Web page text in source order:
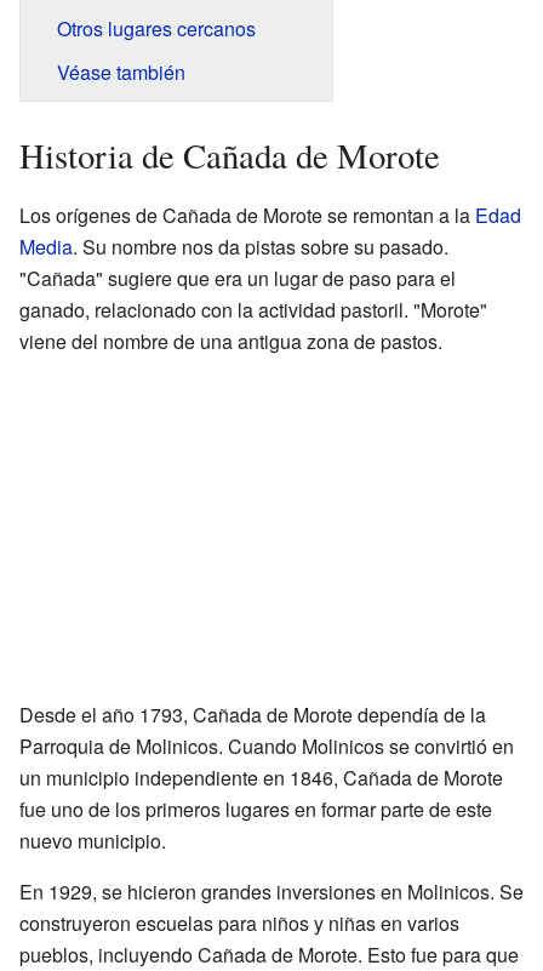
Otros lugares cercanos
Véase también
Historia de Cañada de Morote
Los orígenes de Cañada de Morote se remontan a la Edad
Media. Su nombre nos da pistas sobre su pasado.
"Cañada" sugiere que era un lugar de paso para el
ganado, relacionado con la actividad pastoril. "Morote"
viene del nombre de una antigua zona de pastos.
Desde el año 1793, Cañada de Morote dependía de la
Parroquia de Molinicos. Cuando Molinicos se convirtió en
un municipio independiente en 1846, Cañada de Morote
fue uno de los primeros lugares en formar parte de este
nuevo municipio.
En 1929, se hicieron grandes inversiones en Molinicos. Se
construyeron escuelas para niños y niñas en varios
pueblos, incluyendo Cañada de Morote. Esto fue para que